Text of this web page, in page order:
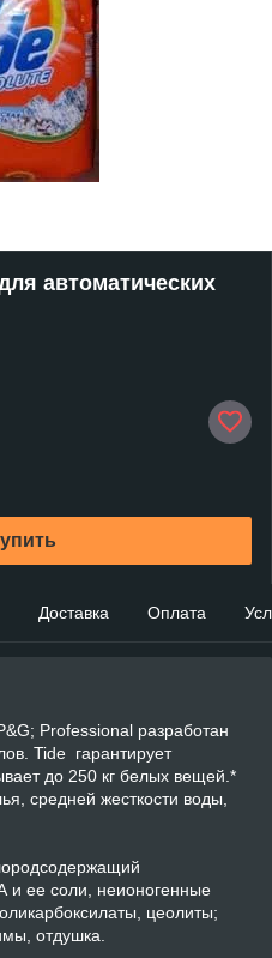
автоматических
Доставка Оплата
Professional разработан
Tide гарантирует
до 250 кг белых вещей.*
средней жесткости воды,
и ее соли, неионогенные
цеолиты;
отдушка.